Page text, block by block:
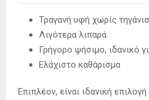
Τραγανή υφή χωρίς
Λιγότερα λιπαρά
Γρήγορο ψήσιμο, ιδανικό
Ελάχιστο καθάρισμα
Επιπλέον, είναι ιδανική